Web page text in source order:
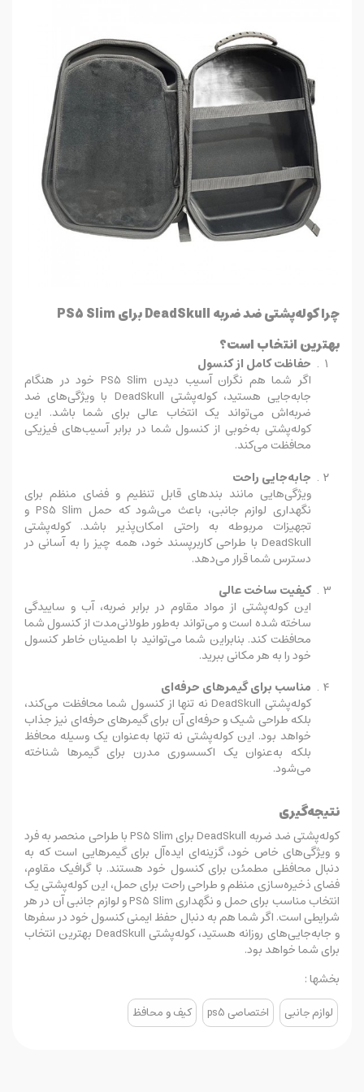
چرا کوله‌پشتی ضد ضربه DeadSkull برای PS5 Slim
بهترین انتخاب است؟
حفاظت کامل از کنسول
اگر شما هم نگران آسیب دیدن PS5 Slim خود در هنگام
جابه‌جایی هستید، کوله‌پشتی DeadSkull با ویژگی‌های ضد
ضربه‌اش می‌تواند یک انتخاب عالی برای شما باشد. این
کوله‌پشتی به‌خوبی از کنسول شما در برابر آسیب‌های فیزیکی
محافظت می‌کند.
جابه‌جایی راحت
ویژگی‌هایی مانند بندهای قابل تنظیم و فضای منظم برای
نگهداری لوازم جانبی، باعث می‌شود که حمل PS5 Slim و
تجهیزات مربوطه به راحتی امکان‌پذیر باشد. کوله‌پشتی
DeadSkull با طراحی کاربرپسند خود، همه چیز را به آسانی در
دسترس شما قرار می‌دهد.
کیفیت ساخت عالی
این کوله‌پشتی از مواد مقاوم در برابر ضربه، آب و ساییدگی
ساخته شده است و می‌تواند به‌طور طولانی‌مدت از کنسول شما
محافظت کند. بنابراین شما می‌توانید با اطمینان خاطر کنسول
خود را به هر مکانی ببرید.
مناسب برای گیمرهای حرفه‌ای
کوله‌پشتی DeadSkull نه تنها از کنسول شما محافظت می‌کند،
بلکه طراحی شیک و حرفه‌ای آن برای گیمرهای حرفه‌ای نیز جذاب
خواهد بود. این کوله‌پشتی نه تنها به‌عنوان یک وسیله محافظ
بلکه به‌عنوان یک اکسسوری مدرن برای گیمرها شناخته
می‌شود.
نتیجه‌گیری
کوله‌پشتی ضد ضربه DeadSkull برای PS5 Slim با طراحی منحصر به فرد
و ویژگی‌های خاص خود، گزینه‌ای ایده‌آل برای گیمرهایی است که به
دنبال محافظی مطمئن برای کنسول خود هستند. با گرافیک مقاوم،
فضای ذخیره‌سازی منظم و طراحی راحت برای حمل، این کوله‌پشتی یک
انتخاب مناسب برای حمل و نگهداری PS5 Slim و لوازم جانبی آن در هر
شرایطی است. اگر شما هم به دنبال حفظ ایمنی کنسول خود در سفرها
و جابه‌جایی‌های روزانه هستید، کوله‌پشتی DeadSkull بهترین انتخاب
برای شما خواهد بود.
بخشها :
لوازم جانبی اختصاصی ps5 کیف و محافظ